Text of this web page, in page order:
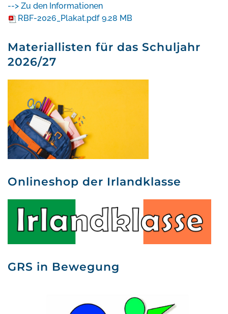
--> Zu den Informationen
RBF-2026_Plakat.pdf 9.28 MB
Materiallisten für das Schuljahr
2026/27
Onlineshop der Irlandklasse
GRS in Bewegung